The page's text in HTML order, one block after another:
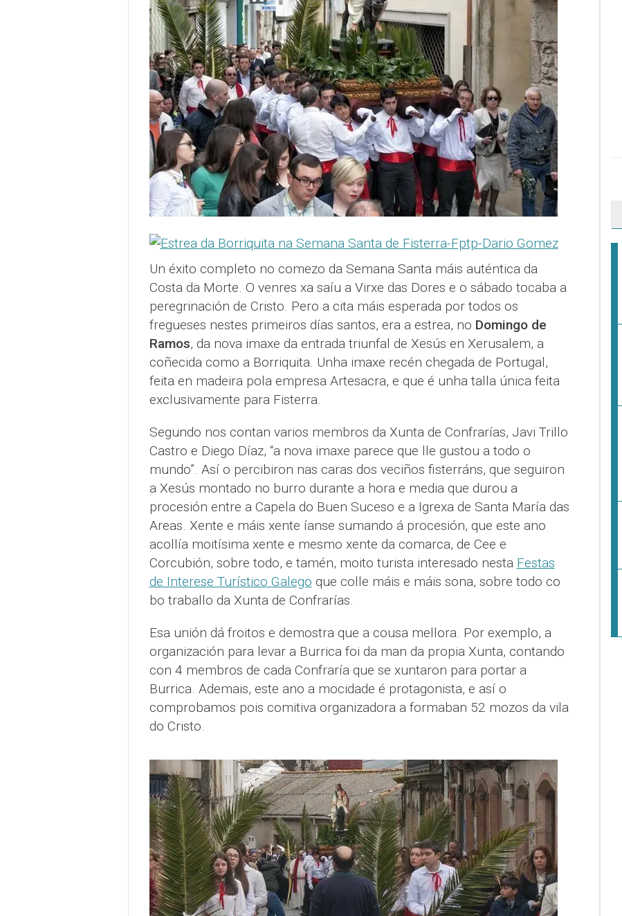
Un éxito completo no comezo da Semana Santa máis auténtica da
Costa da Morte. O venres xa saíu a Virxe das Dores e o sábado tocaba a
peregrinación de Cristo. Pero a cita máis esperada por todos os
fregueses nestes primeiros días santos, era a estrea, no Domingo de
Ramos, da nova imaxe da entrada triunfal de Xesús en Xerusalem, a
coñecida como a Borriquita. Unha imaxe recén chegada de Portugal,
feita en madeira pola empresa Artesacra, e que é unha talla única feita
exclusivamente para Fisterra.
Segundo nos contan varios membros da Xunta de Confrarías, Javi Trillo
Castro e Diego Díaz, “a nova imaxe parece que lle gustou a todo o
mundo”. Así o percibiron nas caras dos veciños fisterráns, que seguiron
a Xesús montado no burro durante a hora e media que durou a
procesión entre a Capela do Buen Suceso e a Igrexa de Santa María das
Areas. Xente e máis xente íanse sumando á procesión, que este ano
acollía moitísima xente e mesmo xente da comarca, de Cee e
Corcubión, sobre todo, e tamén, moito turista interesado nesta Festas
de Interese Turístico Galego que colle máis e máis sona, sobre todo co
bo traballo da Xunta de Confrarías.
Esa unión dá froitos e demostra que a cousa mellora. Por exemplo, a
organización para levar a Burrica foi da man da propia Xunta, contando
con 4 membros de cada Confraría que se xuntaron para portar a
Burrica. Ademais, este ano a mocidade é protagonista, e así o
comprobamos pois comitiva organizadora a formaban 52 mozos da vila
do Cristo.